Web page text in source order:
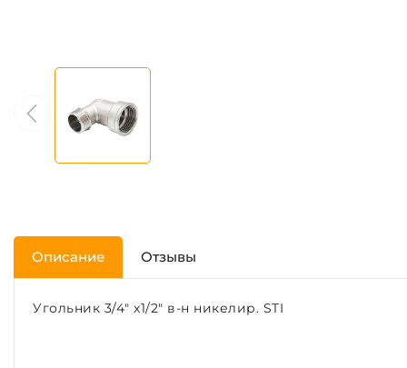
Описание Отзывы
Угольник 3/4" х1/2" в-н никелир. STI